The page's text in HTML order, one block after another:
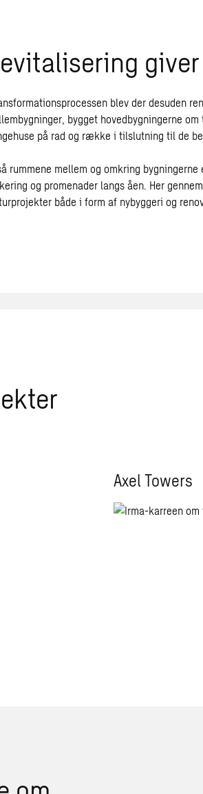
blev der desuden
bygget hovedbygningerne
på rad og række i tilslutning til de
rummene mellem og omkring
og promenader langs åen. Her
både i form af nybyggeri og
Axel Towers